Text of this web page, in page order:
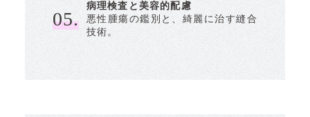
05.
病理検査と美容的配慮
悪性腫瘍の鑑別と、綺麗に治す縫合
技術。